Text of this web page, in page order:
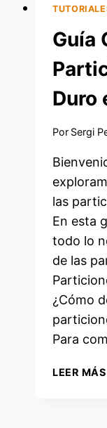
Guía
Duro
Por Sergi
las
En esta
todo lo
de las
¿Cómo
Para
LEER MÁS